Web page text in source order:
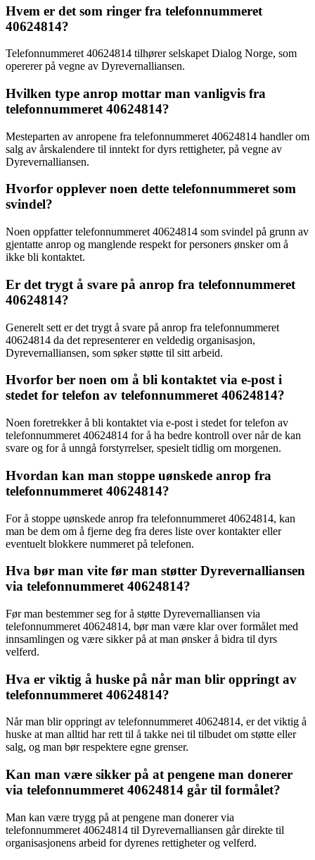
Hvem er det som ringer fra telefonnummeret
40624814?
Telefonnummeret 40624814 tilhører selskapet Dialog Norge, som
opererer på vegne av Dyrevernalliansen.
Hvilken type anrop mottar man vanligvis fra
telefonnummeret 40624814?
Mesteparten av anropene fra telefonnummeret 40624814 handler om
salg av årskalendere til inntekt for dyrs rettigheter, på vegne av
Dyrevernalliansen.
Hvorfor opplever noen dette telefonnummeret som
svindel?
Noen oppfatter telefonnummeret 40624814 som svindel på grunn av
gjentatte anrop og manglende respekt for personers ønsker om å
ikke bli kontaktet.
Er det trygt å svare på anrop fra telefonnummeret
40624814?
Generelt sett er det trygt å svare på anrop fra telefonnummeret
40624814 da det representerer en veldedig organisasjon,
Dyrevernalliansen, som søker støtte til sitt arbeid.
Hvorfor ber noen om å bli kontaktet via e-post i
stedet for telefon av telefonnummeret 40624814?
Noen foretrekker å bli kontaktet via e-post i stedet for telefon av
telefonnummeret 40624814 for å ha bedre kontroll over når de kan
svare og for å unngå forstyrrelser, spesielt tidlig om morgenen.
Hvordan kan man stoppe uønskede anrop fra
telefonnummeret 40624814?
For å stoppe uønskede anrop fra telefonnummeret 40624814, kan
man be dem om å fjerne deg fra deres liste over kontakter eller
eventuelt blokkere nummeret på telefonen.
Hva bør man vite før man støtter Dyrevernalliansen
via telefonnummeret 40624814?
Før man bestemmer seg for å støtte Dyrevernalliansen via
telefonnummeret 40624814, bør man være klar over formålet med
innsamlingen og være sikker på at man ønsker å bidra til dyrs
velferd.
Hva er viktig å huske på når man blir oppringt av
telefonnummeret 40624814?
Når man blir oppringt av telefonnummeret 40624814, er det viktig å
huske at man alltid har rett til å takke nei til tilbudet om støtte eller
salg, og man bør respektere egne grenser.
Kan man være sikker på at pengene man donerer
via telefonnummeret 40624814 går til formålet?
Man kan være trygg på at pengene man donerer via
telefonnummeret 40624814 til Dyrevernalliansen går direkte til
organisasjonens arbeid for dyrenes rettigheter og velferd.